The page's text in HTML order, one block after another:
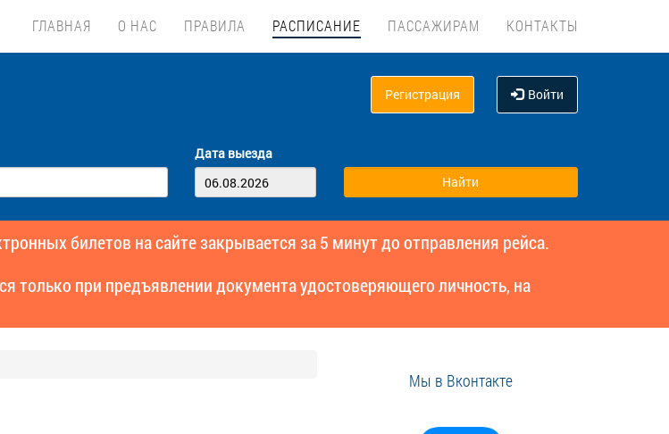
ГЛАВНАЯ О НАС ПРАВИЛА РАСПИСАНИЕ ПАССАЖИРАМ КОНТАКТЫ
Регистрация Войти
Дата выезда
билетов на сайте закрывается за 5 минут до отправления рейса.
только при предъявлении документа удостоверяющего личность, на
Мы в Вконтакте